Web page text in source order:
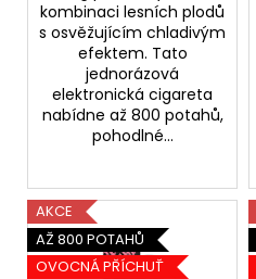
kombinaci lesních plodů
s osvěžujícím chladivým
efektem. Tato
jednorázová
elektronická cigareta
nabídne až 800 potahů,
pohodlné...
AKCE
AŽ 800 POTAHŮ
OVOCNÁ PŘÍCHUŤ